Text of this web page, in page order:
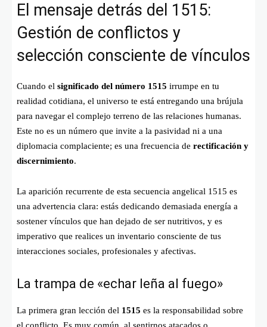
El mensaje detrás del 1515:
Gestión de conflictos y
selección consciente de vínculos
Cuando el significado del número 1515 irrumpe en tu
realidad cotidiana, el universo te está entregando una brújula
para navegar el complejo terreno de las relaciones humanas.
Este no es un número que invite a la pasividad ni a una
diplomacia complaciente; es una frecuencia de rectificación y
discernimiento.
La aparición recurrente de esta secuencia angelical 1515 es
una advertencia clara: estás dedicando demasiada energía a
sostener vínculos que han dejado de ser nutritivos, y es
imperativo que realices un inventario consciente de tus
interacciones sociales, profesionales y afectivas.
La trampa de «echar leña al fuego»
La primera gran lección del 1515 es la responsabilidad sobre